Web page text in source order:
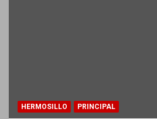
HERMOSILLO PRINCIPAL